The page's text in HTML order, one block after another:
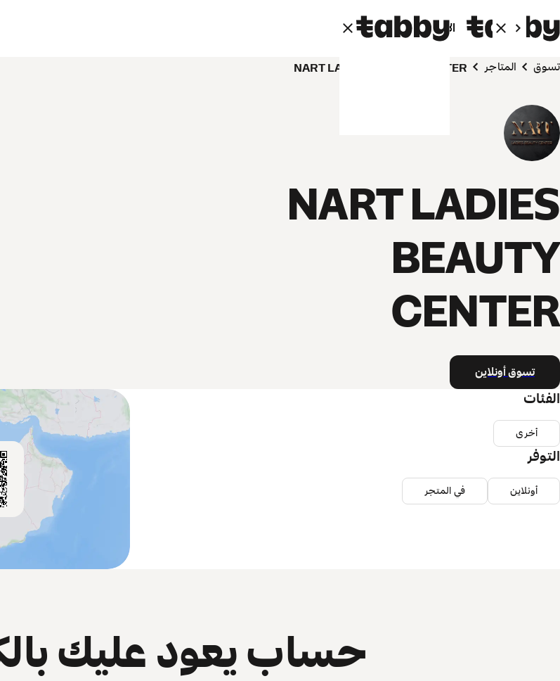
الأفراد الشركاء
تسوق المتاجر NART LADIES BEAUTY CENTER
NART LADIES
BEAUTY
CENTER
تسوق أونلاين
الفئات
أخرى
التوفر
أونلاين في المتجر
حساب يعود عليك